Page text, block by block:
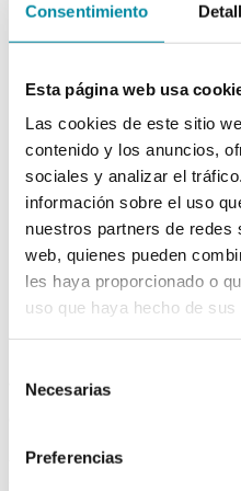
Consentimiento
Esta página web usa
Las cookies de este sitio
contenido y los anuncios,
sociales y analizar el
información sobre el uso
nuestros partners de redes
web, quienes pueden
les haya proporcionado o
uso que haya hecho de
Necesarias
Preferencias
chevron_leftchevron_right
adquiriendo este producto
FRASCO